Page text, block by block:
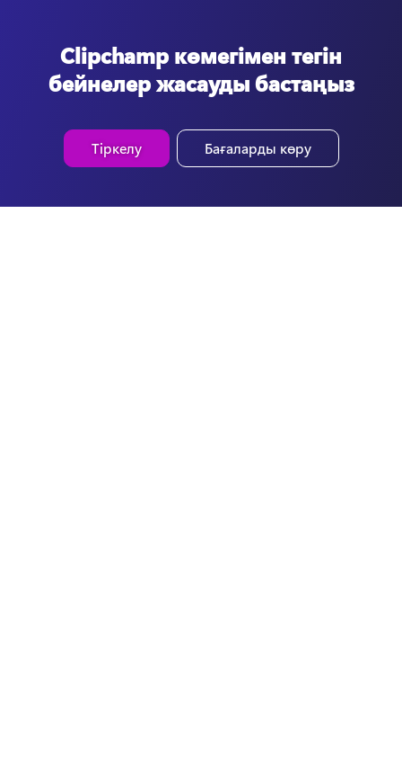
Clipchamp көмегімен тегін
бейнелер жасауды бастаңыз
Тіркелу Бағаларды көру